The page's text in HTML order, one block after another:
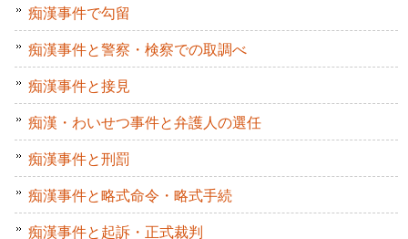
痴漢事件で勾留
痴漢事件と警察・検察での取調べ
痴漢事件と接見
痴漢・わいせつ事件と弁護人の選任
痴漢事件と刑罰
痴漢事件と略式命令・略式手続
痴漢事件と起訴・正式裁判